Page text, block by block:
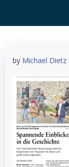
by Michael Dietz